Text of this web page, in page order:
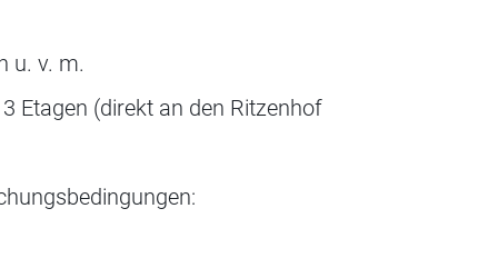
u. v. m.
Etagen (direkt an den Ritzenhof